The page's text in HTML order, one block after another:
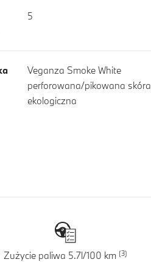
5
Veganza Smoke White
perforowana/pikowana skóra
ekologiczna
Zużycie paliwa 5.7l/100 km